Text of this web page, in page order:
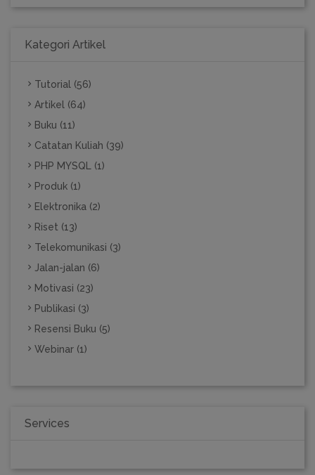
Kategori Artikel
Tutorial (56)
Artikel (64)
Buku (11)
Catatan Kuliah (39)
PHP MYSQL (1)
Produk (1)
Elektronika (2)
Riset (13)
Telekomunikasi (3)
Jalan-jalan (6)
Motivasi (23)
Publikasi (3)
Resensi Buku (5)
Webinar (1)
Services